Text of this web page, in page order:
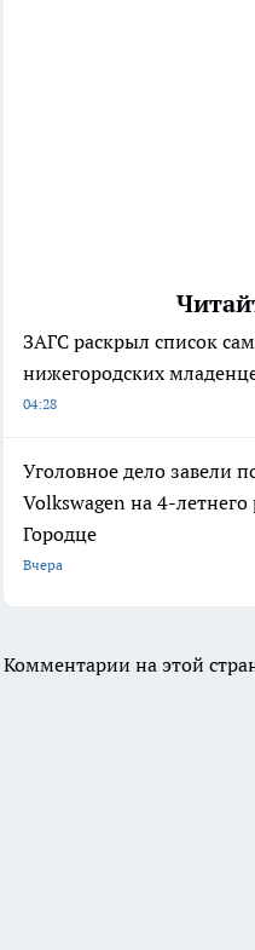
ЗАГС раскрыл список
нижегородских
04:28
Уголовное дело завели
Volkswagen на 4-летнего
Городце
Вчера
Комментарии на этой